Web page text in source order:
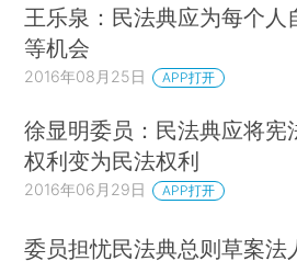
王乐泉：民法典应为每个人
等机会
2016年08月25日 APP打开
徐显明委员：民法典应将宪
权利变为民法权利
2016年06月29日 APP打开
委员担忧民法典总则草案法